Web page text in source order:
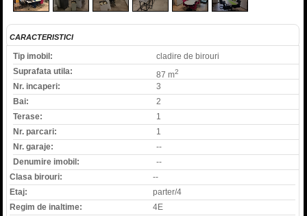
CARACTERISTICI
Tip imobil:
cladire de birouri
Suprafata utila:
87 m2
Nr. incaperi:
3
Bai:
2
Terase:
1
Nr. parcari:
1
Nr. garaje:
--
Denumire imobil:
--
Clasa birouri:
--
Etaj:
parter/4
Regim de inaltime:
4E